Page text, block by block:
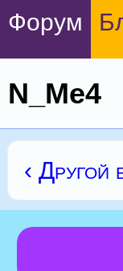
Форум
N_Me4
‹ Другой